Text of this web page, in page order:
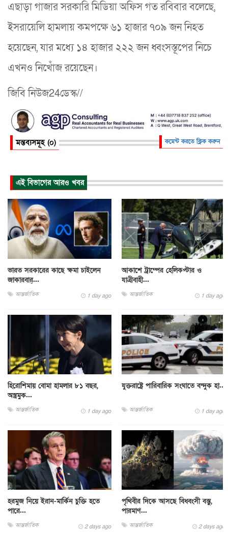
এছাড়া গাজার সরকারি মিডিয়া অফিস গত রবিবার বলেছে,
ইসরায়েলি হামলায় কমপক্ষে ৬১ হাজার ৭০৯ জন নিহত
হয়েছেন, যার মধ্যে ১৪ হাজার ২২২ জন ধ্বংসস্তূপের নিচে
এখনও নিখোঁজ রয়েছেন।
জিবি নিউজ24ডেস্ক//
মন্তব্যসমূহ (০) কমেন্ট করতে ক্লিক করুন
এই বিভাগের আরও খবর
ভারত সরকারের কাছে ক্ষমা চাইলেন
জাকারবার্...
আন্তর্জাতিক 1 day ago
আকাশে ট্রাম্পের হেলিকপ্টার ও
যাত্রীবাহী...
আন্তর্জাতিক 1 day ago
হিরোশিমায় বোমা হামলার ৮১ বছর,
অস্ত্রমুক...
আন্তর্জাতিক 1 day ago
যুক্তরাষ্ট্রে পারিবারিক সংঘাতে বন্দুক হা...
আন্তর্জাতিক 1 day ago
হরমুজ নিয়ে ইরান-মার্কিন চুক্তি হতে
পারে...
আন্তর্জাতিক 2 days ago
পৃথিবীর দিকে আসছে বিধ্বংসী বস্তু,
পারমাণ...
আন্তর্জাতিক 2 days ago